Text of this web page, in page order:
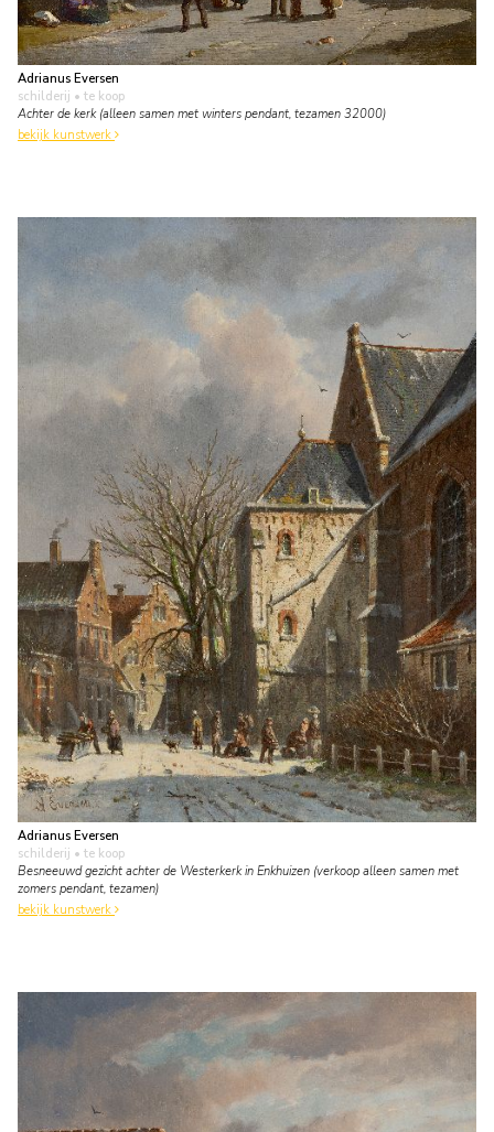
Adrianus Eversen
schilderij • te koop
Achter de kerk (alleen samen met winters pendant, tezamen 32000)
bekijk kunstwerk
Adrianus Eversen
schilderij • te koop
Besneeuwd gezicht achter de Westerkerk in Enkhuizen (verkoop alleen samen met
zomers pendant, tezamen)
bekijk kunstwerk